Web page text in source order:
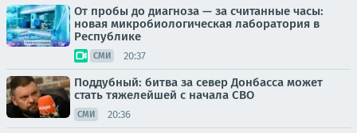
От пробы до диагноза — за считанные часы:
новая микробиологическая лаборатория в
Республике
СМИ 20:37
Поддубный: битва за север Донбасса может
стать тяжелейшей с начала СВО
СМИ 20:36